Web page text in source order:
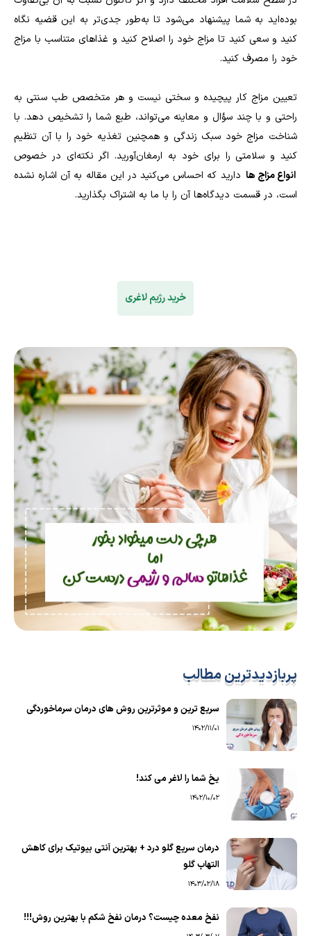
بوده‌اید به شما پیشنهاد می‌شود تا به‌طور جدی‌تر به این قضیه نگاه
کنید و سعی کنید تا مزاج خود را اصلاح کنید و غذا‌های متناسب با مزاج
خود را مصرف کنید.
تعیین مزاج کار پیچیده و سختی نیست و هر متخصص طب سنتی به
راحتی و با چند سؤال و معاینه می‌تواند، طبع شما را تشخیص دهد. با
شناخت مزاج خود سبک زندگی و همچنین تغذیه خود را با آن تنظیم
کنید و سلامتی را برای خود به ارمغان‌آورید. اگر نکته‌ای در خصوص
انواع مزاج‌ ها دارید که احساس می‌کنید در این مقاله به آن اشاره نشده
است، در قسمت دیدگاه‌ها آن را با ما به اشتراک بگذارید.
خرید رژیم لاغری
پربازدیدترین مطالب
سریع ترین و موثرترین روش های درمان سرماخوردگی
1402/11/01
یخ شما را لاغر می کند!
1402/10/02
درمان سریع گلو درد + بهترین آنتی بیوتیک برای کاهش
التهاب گلو
1403/02/18
نفخ معده چیست؟ درمان نفخ شکم با بهترین روش!!!